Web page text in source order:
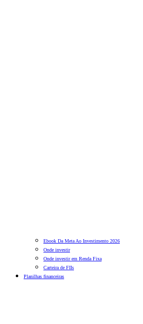
Ebook Da Meta Ao Investimento 2026
Onde investir
Onde investir em Renda Fixa
Carteira de FIIs
Planilhas financeiras